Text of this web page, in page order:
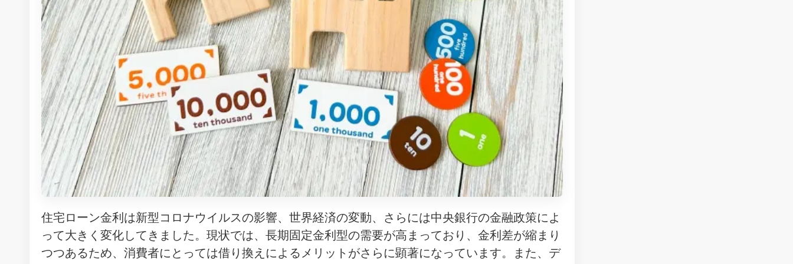
住宅ローン金利は新型コロナウイルスの影響、世界経済の変動、さらには中央銀行の金融政策によ
って大きく変化してきました。現状では、長期固定金利型の需要が高まっており、金利差が縮まり
つつあるため、消費者にとっては借り換えによるメリットがさらに顕著になっています。また、デ